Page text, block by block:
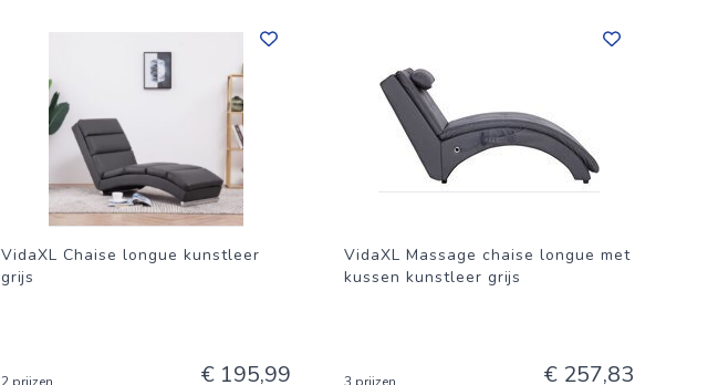
VidaXL Chaise longue kunstleer
grijs
€ 195,99
VidaXL Massage chaise longue met
kussen kunstleer grijs
€ 257,83